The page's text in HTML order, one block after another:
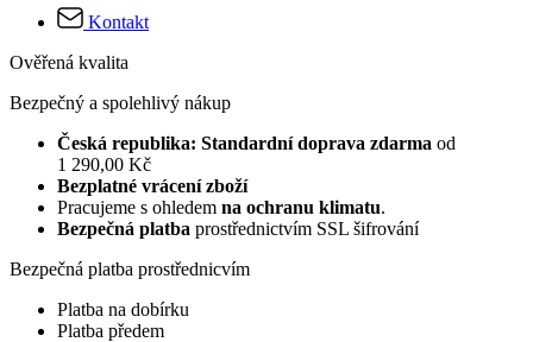
Kontakt
Ověřená kvalita
Bezpečný a spolehlivý nákup
Česká republika: Standardní doprava zdarma od
1 290,00 Kč
Bezplatné vrácení zboží
Pracujeme s ohledem na ochranu klimatu.
Bezpečná platba prostřednictvím SSL šifrování
Bezpečná platba prostřednicvím
Platba na dobírku
Platba předem